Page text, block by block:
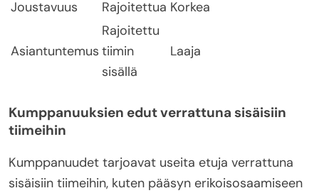
Joustavuus
Rajoitettua Korkea
Asiantuntemus
Rajoitettu
tiimin
sisällä
Laaja
Kumppanuuksien edut verrattuna sisäisiin
tiimeihin
Kumppanuudet tarjoavat useita etuja verrattuna
sisäisiin tiimeihin, kuten pääsyn erikoisosaamiseen